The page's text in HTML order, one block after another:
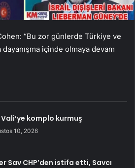
“Bu zor günlerde Türkiye ve
içinde olmaya devam
komplo kurmuş
10, 2026
Sav CHP’den istifa etti, Savcı